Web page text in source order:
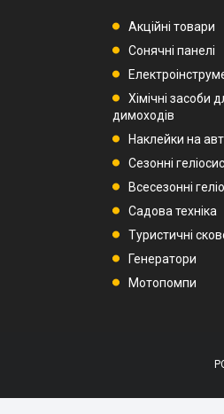
Акційні товари
Сонячні панелі
Хімічні засоби
димоходів
Наклейки на
Сезонні
Всесезонні
Садова техніка
Туристичні
Генератори
Мотопомпи